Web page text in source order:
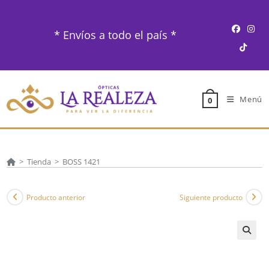
* Envíos a todo el país *
0 Menú
> Tienda > BOSS 1421
Producto anterior Siguiente producto